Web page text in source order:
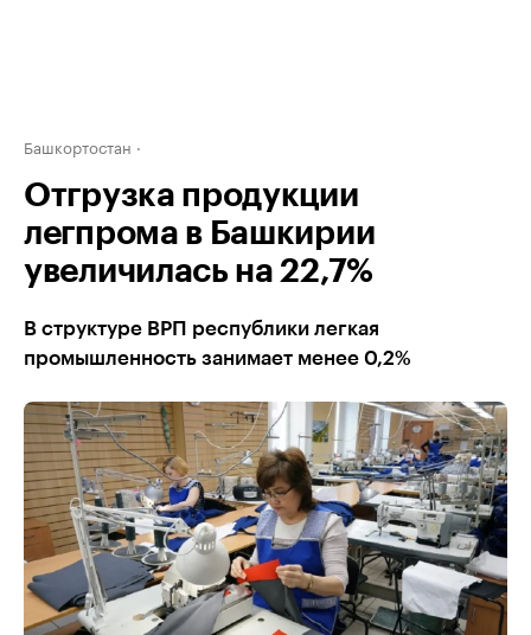
Башкортостан
Отгрузка продукции
легпрома в Башкирии
увеличилась на 22,7%
В структуре ВРП республики легкая
промышленность занимает менее 0,2%